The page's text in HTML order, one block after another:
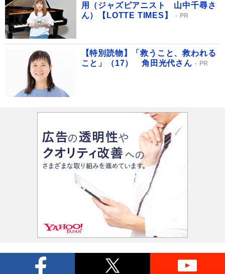
用（ジャズピアニスト 山中千尋さ
ん）【LOTTE TIMES】
PR
【特別読物】「救うこと、救われる
こと」（17） 角田光代さん
PR